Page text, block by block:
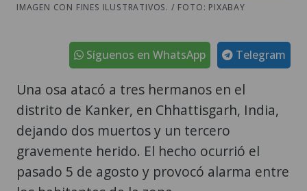
IMAGEN CON FINES ILUSTRATIVOS. / FOTO: PIXABAY
Telegram
Síguenos en WhatsApp
Una osa atacó a tres hermanos en el
distrito de Kanker, en Chhattisgarh, India,
dejando dos muertos y un tercero
gravemente herido. El hecho ocurrió el
pasado 5 de agosto y provocó alarma entre